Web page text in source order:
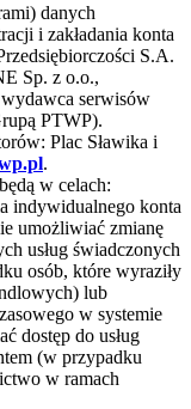
danych
i zakładania konta
S.A.
Sp. z o.o.,
wydawca serwisów
PTWP).
Plac Sławika i
.
w celach:
indywidualnego konta
umożliwiać zmianę
usług świadczonych
osób, które wyraziły
lub
w systemie
dostęp do usług
(w przypadku
w ramach